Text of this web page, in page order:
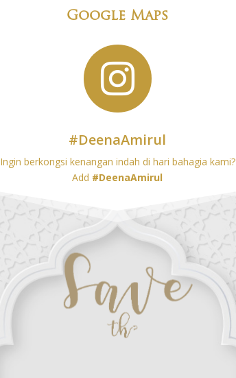
Google Maps

#DeenaAmirul
Ingin berkongsi kenangan indah di hari bahagia kami?
Add #DeenaAmirul